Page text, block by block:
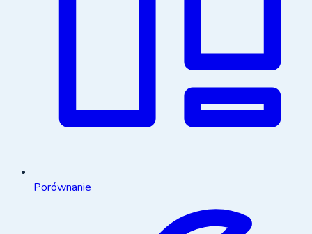
Porównanie